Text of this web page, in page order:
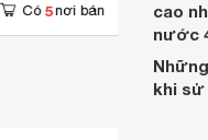
Có 5 nơi bán
cao
nước
khi sử